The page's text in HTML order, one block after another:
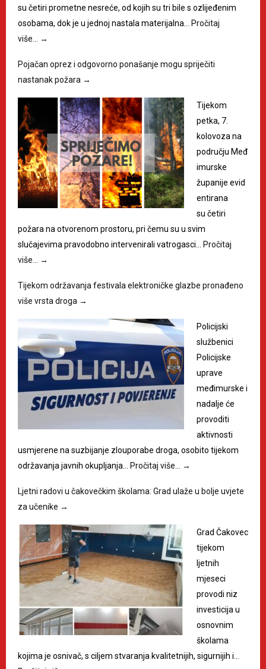
su četiri prometne nesreće, od kojih su tri bile s ozlijeđenim
osobama, dok je u jednoj nastala materijalna…
Pročitaj
više…
→
Pojačan oprez i odgovorno ponašanje mogu spriječiti
nastanak požara →
Tijekom
petka, 7.
kolovoza na
području Međ
imurske
županije evid
entirana
su četiri
požara na otvorenom prostoru, pri čemu su u svim
slučajevima pravodobno intervenirali vatrogasci…
Pročitaj
više…
→
Tijekom održavanja festivala elektroničke glazbe pronađeno
više vrsta droga →
Policijski
službenici
Policijske
uprave
međimurske i
nadalje će
provoditi
aktivnosti
usmjerene na suzbijanje zlouporabe droga, osobito tijekom
održavanja javnih okupljanja…
Pročitaj više… →
Ljetni radovi u čakovečkim školama: Grad ulaže u bolje uvjete
za učenike →
Grad Čakovec
tijekom
ljetnih
mjeseci
provodi niz
investicija u
osnovnim
školama
kojima je osnivač, s ciljem stvaranja kvalitetnijih, sigurnijih i…